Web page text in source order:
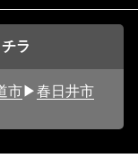
ラ
市
春日井市